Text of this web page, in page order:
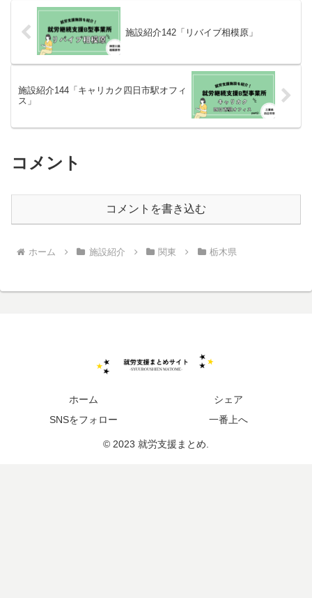
施設紹介142「リバイブ相模原」
施設紹介144「キャリカク四日市駅オフィ
ス」
コメント
コメントを書き込む
ホーム 施設紹介 関東 栃木県
ホーム
シェア
SNSをフォロー
一番上へ
© 2023 就労支援まとめ.